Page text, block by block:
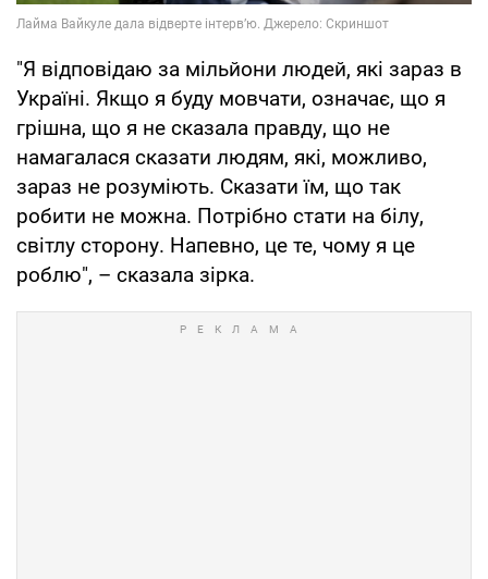
"Я відповідаю за мільйони людей, які зараз в
Україні. Якщо я буду мовчати, означає, що я
грішна, що я не сказала правду, що не
намагалася сказати людям, які, можливо,
зараз не розуміють. Сказати їм, що так
робити не можна. Потрібно стати на білу,
світлу сторону. Напевно, це те, чому я це
роблю", – сказала зірка.